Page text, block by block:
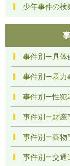
少年事件の検
事件別ー具体
事件別ー暴力
事件別ー性犯
事件別ー財産
事件別ー薬物
事件別ー交通